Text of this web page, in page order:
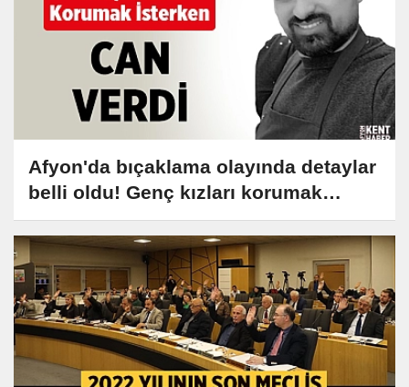
Afyon'da bıçaklama olayında detaylar
belli oldu! Genç kızları korumak
isterken can verdi!